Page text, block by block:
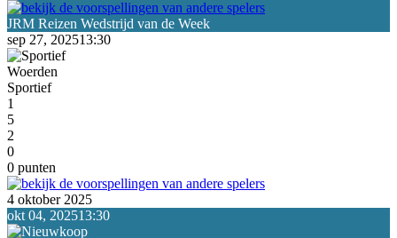
sep 27, 202513:30
Woerden
Sportief
1
5
2
0
0 punten
4 oktober 2025
okt 04, 202513:30